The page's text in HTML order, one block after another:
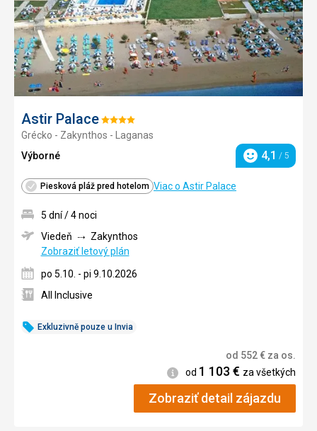
Astir PalaceHodnotenie:
4/5
Grécko - Zakynthos - Laganas
Výborné
Hodnotenie
4,1 / 5
Piesková pláž pred hotelom Viac o Astir Palace
Exkluzivně pouze u Invia
5 dní / 4 noci
Viedeň
Zakynthos
Zobraziť letový plán
po 5.10. - pi 9.10.2026
All Inclusive
od 552€ za os.
Informácie
od 1 103 € za všetkých
Zobraziť detail zájazdu